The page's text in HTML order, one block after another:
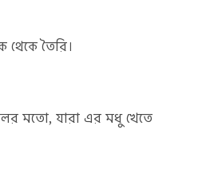
থেকে তৈরি।
মতো, যারা এর মধু খেতে